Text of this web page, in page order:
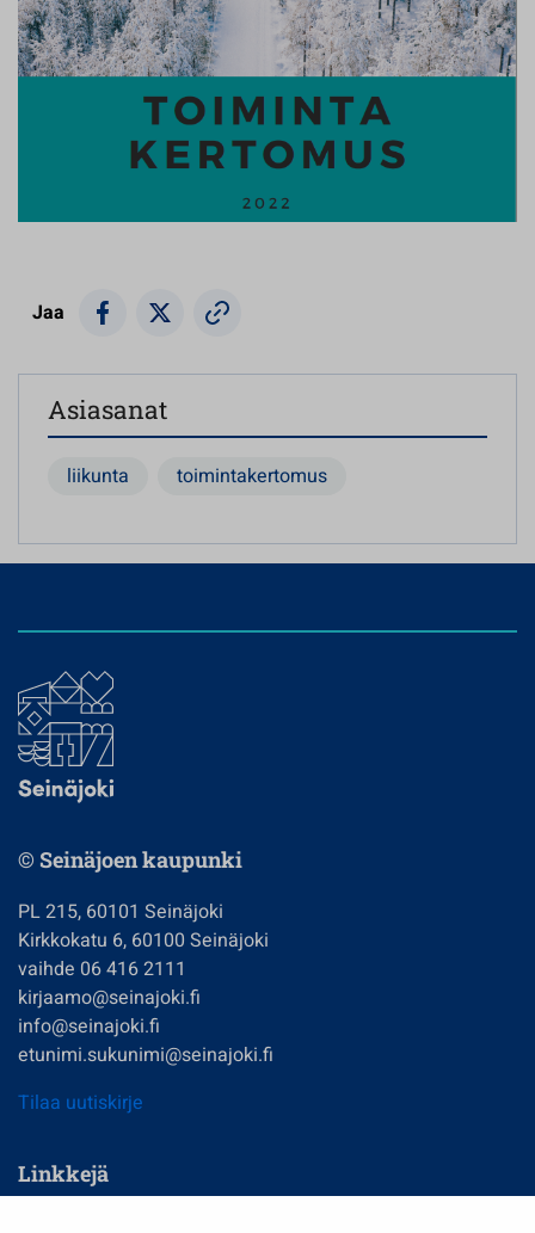
Jaa
Asiasanat
liikunta toimintakertomus
© Seinäjoen kaupunki
PL 215, 60101 Seinäjoki
Kirkkokatu 6, 60100 Seinäjoki
vaihde 06 416 2111
kirjaamo@seinajoki.fi
info@seinajoki.fi
etunimi.sukunimi@seinajoki.fi
Tilaa uutiskirje
Linkkejä